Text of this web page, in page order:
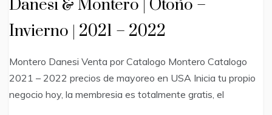
Danesi & Montero | Otoño –
Invierno | 2021 – 2022
Montero Danesi Venta por Catalogo Montero Catalogo
2021 – 2022 precios de mayoreo en USA Inicia tu propio
negocio hoy, la membresia es totalmente gratis, el